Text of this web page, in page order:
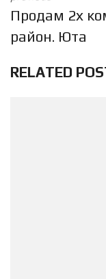
Продам 2х
район. Юта
RELATED